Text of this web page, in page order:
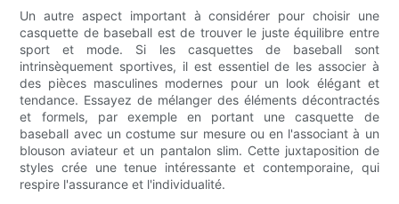
Un autre aspect important à considérer pour choisir une
casquette de baseball est de trouver le juste équilibre entre
sport et mode. Si les casquettes de baseball sont
intrinsèquement sportives, il est essentiel de les associer à
des pièces masculines modernes pour un look élégant et
tendance. Essayez de mélanger des éléments décontractés
et formels, par exemple en portant une casquette de
baseball avec un costume sur mesure ou en l'associant à un
blouson aviateur et un pantalon slim. Cette juxtaposition de
styles crée une tenue intéressante et contemporaine, qui
respire l'assurance et l'individualité.